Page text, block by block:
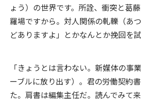
ょう）の世界です。所詮、衝突と葛
羅場ですから。対人関係の軋轢（あ
どありますよ」とかなんとか挽回を試
「きょうとは言わない。新媒体の事
ーブルに放り出す）。君の労働契約
た。肩書は編集主任だ。読んでみて